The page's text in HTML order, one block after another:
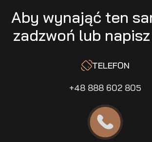
Aby wynająć ten
zadzwoń lub
TELEFON
+48 888 602 805